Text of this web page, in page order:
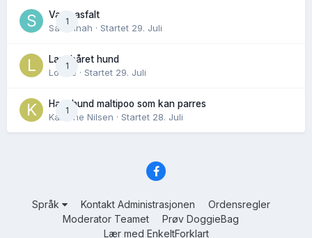
1
Varm asfalt
Savannah · Startet 29. Juli
1
Langhåret hund
Lovise · Startet 29. Juli
1
Hannhund maltipoo som kan parres
Karoline Nilsen · Startet 28. Juli
Språk Kontakt Administrasjonen
Ordensregler
Moderator Teamet
Prøv DoggieBag
Lær med EnkeltForklart